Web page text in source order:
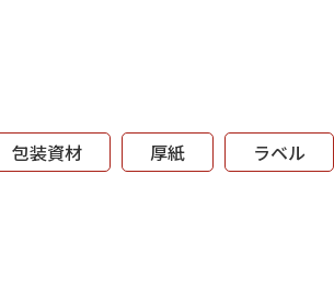
包装資材 厚紙 ラベル